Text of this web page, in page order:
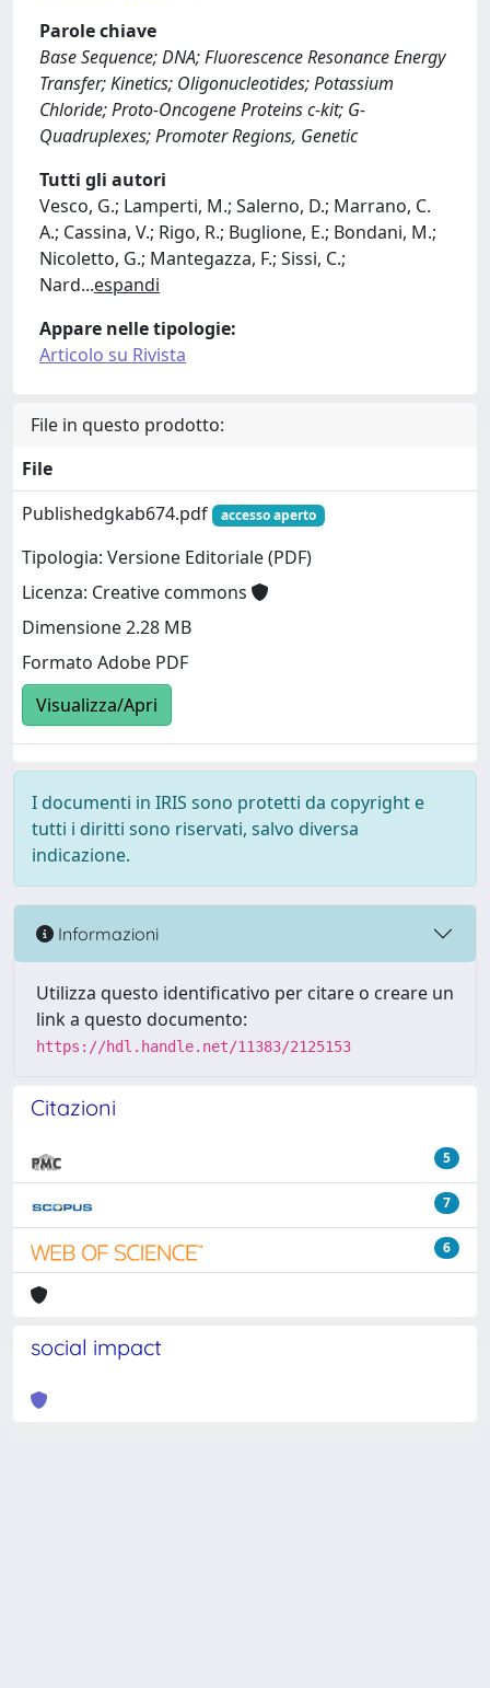
Parole chiave
Base Sequence; DNA; Fluorescence Resonance Energy
Transfer; Kinetics; Oligonucleotides; Potassium
Chloride; Proto-Oncogene Proteins c-kit; G-
Quadruplexes; Promoter Regions, Genetic
Tutti gli autori
Vesco, G.; Lamperti, M.; Salerno, D.; Marrano, C.
A.; Cassina, V.; Rigo, R.; Buglione, E.; Bondani, M.;
Nicoletto, G.; Mantegazza, F.; Sissi, C.;
Nard...espandi
Appare nelle tipologie:
Articolo su Rivista
File in questo prodotto:
File
Publishedgkab674.pdf
accesso aperto
Tipologia: Versione Editoriale (PDF)
Licenza: Creative commons
Dimensione 2.28 MB
Formato Adobe PDF
Visualizza/Apri
I documenti in IRIS sono protetti da copyright e
tutti i diritti sono riservati, salvo diversa
indicazione.
Informazioni
Utilizza questo identificativo per citare o creare un
link a questo documento:
https://hdl.handle.net/11383/2125153
Citazioni
5
7
6
social impact